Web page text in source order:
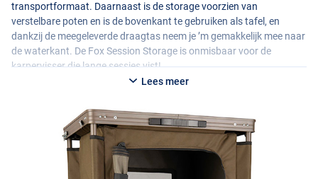
transportformaat. Daarnaast is de storage voorzien van
verstelbare poten en is de bovenkant te gebruiken als tafel, en
dankzij de meegeleverde draagtas neem je ’m gemakkelijk mee naar
de waterkant. De Fox Session Storage is onmisbaar voor de
karpervisser die lange sessies vist!
Lees meer